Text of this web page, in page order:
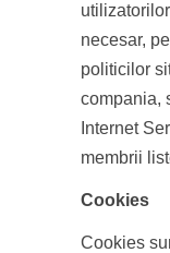
necesar,
politicilor
compania,
Internet
membrii
Cookies
Cookies